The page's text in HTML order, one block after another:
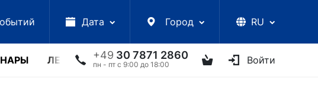
Дата Город RU
+49 30 7871 2860
пн - пт с 9:00 до 18:00 Войти
ЛЕКЦИИ УКРАИНСКИЕ АРТИСТЫ ДРУГОЕ